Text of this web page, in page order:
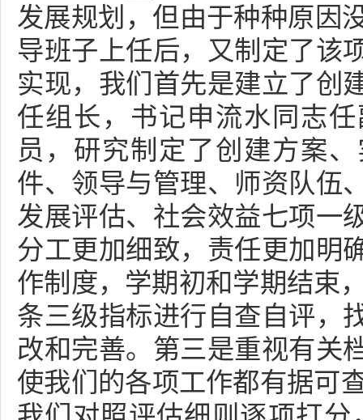
发展规划，但由于种种原因
导班子上任后，又制定了该
实现，我们首先是建立了创
任组长，书记申流水同志
员，研究制定了创建方案
件、领导与管理、师资队伍
发展评估、社会效益七项一
分工更加细致，责任更加明
作制度，学期初和学期结束
条三级指标进行自查自评，
改和完善。第三是重视有关
使我们的各项工作都有据可